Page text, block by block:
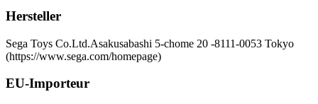
Hersteller
Sega Toys Co.Ltd.Asakusabashi 5-chome 20 -8111-0053 Tokyo
(https://www.sega.com/homepage)
EU-Importeur